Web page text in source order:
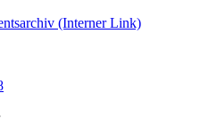
(Interner Link)